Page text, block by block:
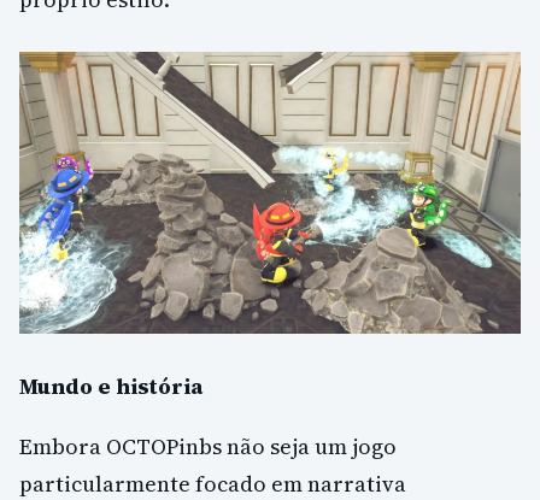
Mundo e história
Embora OCTOPinbs não seja um jogo
particularmente focado em narrativa